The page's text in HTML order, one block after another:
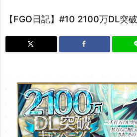
【FGO日記】#10 2100万DL突